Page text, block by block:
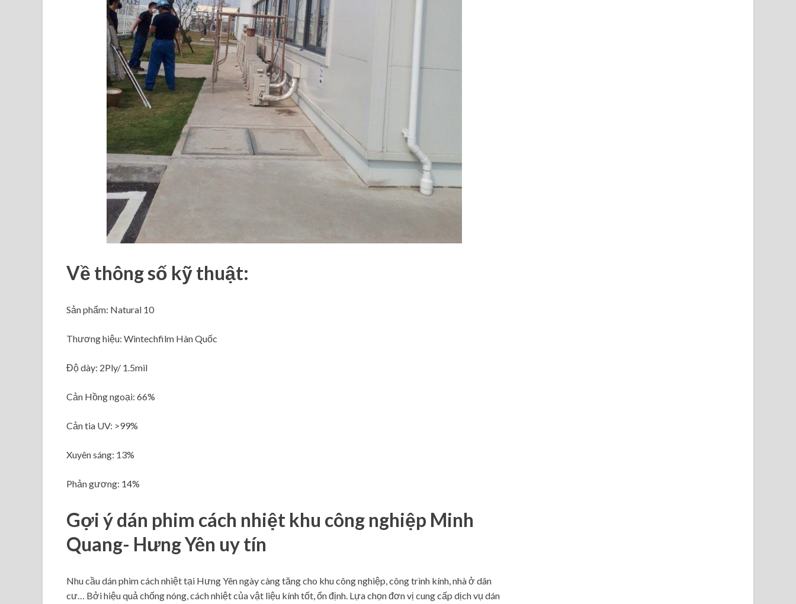
Về thông số kỹ thuật:
Sản phẩm: Natural 10
Thương hiệu: Wintechfilm Hàn Quốc
Độ dày: 2Ply/ 1.5mil
Cản Hồng ngoại: 66%
Cản tia UV: >99%
Xuyên sáng: 13%
Phản gương: 14%
Gợi ý dán phim cách nhiệt khu công nghiệp Minh
Quang- Hưng Yên uy tín
Nhu cầu dán phim cách nhiệt tại Hưng Yên ngày càng tăng cho khu công nghiệp, công trình kính, nhà ở dân
cư… Bởi hiệu quả chống nóng, cách nhiệt của vật liệu kính tốt, ổn định. Lựa chọn đơn vị cung cấp dịch vụ dán